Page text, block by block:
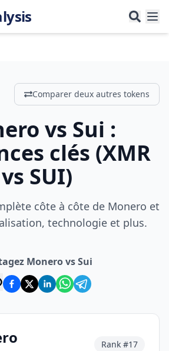
Comparer deux autres tokens
vs Sui :
clés (XMR
vs SUI)
côte à côte de Monero et
technologie et plus.
Monero vs Sui
Rank #17